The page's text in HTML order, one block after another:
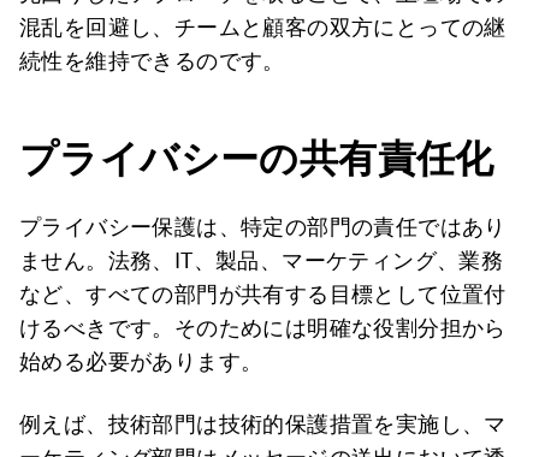
混乱を回避し、チームと顧客の双方にとっての継
続性を維持できるのです。
プライバシーの共有責任化
プライバシー保護は、特定の部門の責任ではあり
ません。法務、IT、製品、マーケティング、業務
など、すべての部門が共有する目標として位置付
けるべきです。そのためには明確な役割分担から
始める必要があります。
例えば、技術部門は技術的保護措置を実施し、マ